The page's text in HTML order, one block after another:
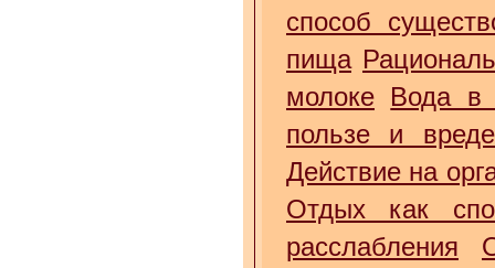
способ
пища
молоке Вода в
пользе и
Действие на
Отдых как
расслабления